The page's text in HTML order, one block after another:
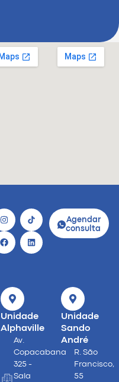
Agendar
consulta
Unidade
Alphaville
Av.
Copacabana
325 -
Sala
Unidade
Sando
André
R. São
Francisco,
55